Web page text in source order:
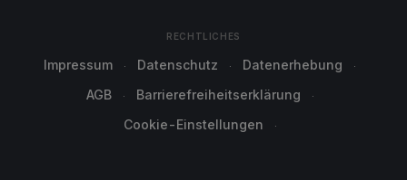
RECHTLICHES
Impressum Datenschutz
Datenerhebung
AGB
Barrierefreiheitserklärung
Cookie-Einstellungen